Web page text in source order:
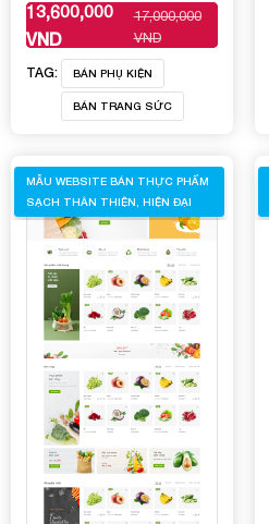
13,600,000
VND
17,000,000
VND
XEM THÊM
TAG: BÁN PHỤ KIỆN
BÁN TRANG SỨC
MẪU WEBSITE BÁN THỰC PHẨM
SẠCH THÂN THIỆN, HIỆN ĐẠI